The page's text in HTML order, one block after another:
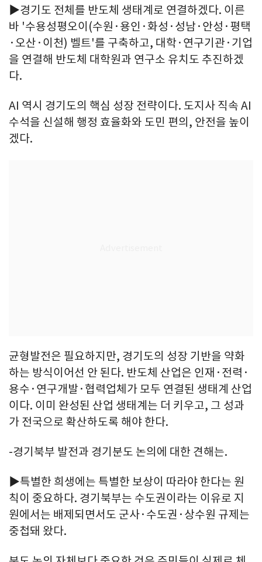
▶경기도 전체를 반도체 생태계로 연결하겠다. 이른
바 '수용성평오이(수원·용인·화성·성남·안성·평택
·오산·이천) 벨트'를 구축하고, 대학·연구기관·기업
을 연결해 반도체 대학원과 연구소 유치도 추진하겠
다.
AI 역시 경기도의 핵심 성장 전략이다. 도지사 직속 AI
수석을 신설해 행정 효율화와 도민 편의, 안전을 높이
겠다.
균형발전은 필요하지만, 경기도의 성장 기반을 약화
하는 방식이어선 안 된다. 반도체 산업은 인재·전력·
용수·연구개발·협력업체가 모두 연결된 생태계 산업
이다. 이미 완성된 산업 생태계는 더 키우고, 그 성과
가 전국으로 확산하도록 해야 한다.
-경기북부 발전과 경기분도 논의에 대한 견해는.
▶특별한 희생에는 특별한 보상이 따라야 한다는 원
칙이 중요하다. 경기북부는 수도권이라는 이유로 지
원에서는 배제되면서도 군사·수도권·상수원 규제는
중첩돼 왔다.